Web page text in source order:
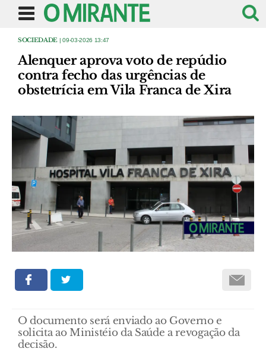
SOCIEDADE | 09-03-2026 13:47
Alenquer aprova voto de repúdio
contra fecho das urgências de
obstetrícia em Vila Franca de Xira
O documento será enviado ao Governo e
solicita ao Ministéio da Saúde a revogação da
decisão.